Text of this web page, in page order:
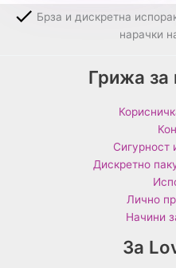
Брза и дискретна
нарачки
Грижа за
Сигурност
Дискретно
Лично
Начини
За